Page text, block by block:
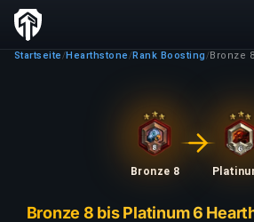
Startseite /Hearthstone /Rank Boosting /Bronze
Bronze 8
Bronze 8 bis Platinum 6